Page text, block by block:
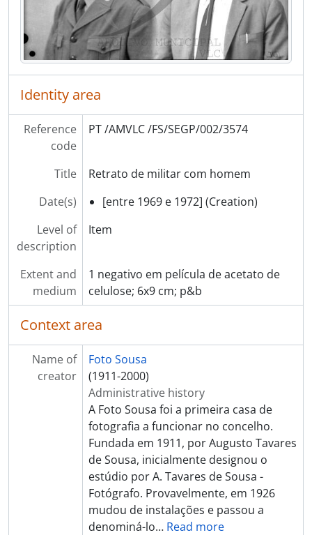
[Part] EMPRESAS
[Series] Álbuns de fotografias
[Series] Livros de registo de clientes
Identity area
Reference
code
PT /AMVLC /FS/SEGP/002/3574
Title
Retrato de militar com homem
Date(s)
[entre 1969 e 1972] (Creation)
Level of
description
Item
Extent and
medium
1 negativo em película de acetato de
celulose; 6x9 cm; p&b
Context area
Name of
creator
Foto Sousa
(1911-2000)
Administrative history
A Foto Sousa foi a primeira casa de
fotografia a funcionar no concelho.
Fundada em 1911, por Augusto Tavares
de Sousa, inicialmente designou o
estúdio por A. Tavares de Sousa -
Fotógrafo. Provavelmente, em 1926
mudou de instalações e passou a
denominá-lo… Read more